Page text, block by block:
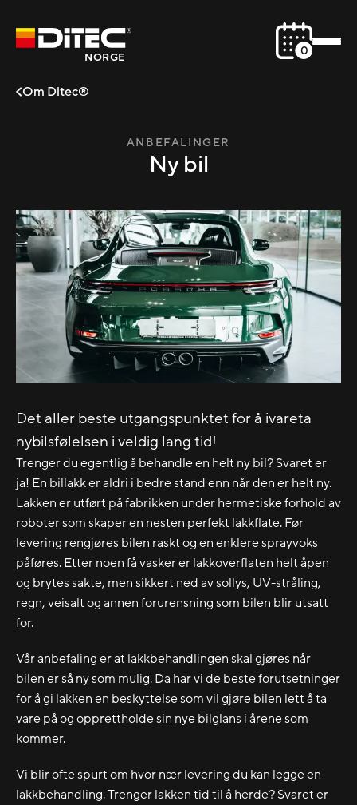
NORGE 0
Om Ditec®
ANBEFALINGER
Ny bil
Det aller beste utgangspunktet for å ivareta
nybilsfølelsen i veldig lang tid!
Trenger du egentlig å behandle en helt ny bil? Svaret er
ja! En billakk er aldri i bedre stand enn når den er helt ny.
Lakken er utført på fabrikken under hermetiske forhold av
roboter som skaper en nesten perfekt lakkflate. Før
levering rengjøres bilen raskt og en enklere sprayvoks
påføres. Etter noen få vasker er lakkoverflaten helt åpen
og brytes sakte, men sikkert ned av sollys, UV-stråling,
regn, veisalt og annen forurensning som bilen blir utsatt
for.
Vår anbefaling er at lakkbehandlingen skal gjøres når
bilen er så ny som mulig. Da har vi de beste forutsetninger
for å gi lakken en beskyttelse som vil gjøre bilen lett å ta
vare på og opprettholde sin nye bilglans i årene som
kommer.
Vi blir ofte spurt om hvor nær levering du kan legge en
lakkbehandling. Trenger lakken tid til å herde? Svaret er